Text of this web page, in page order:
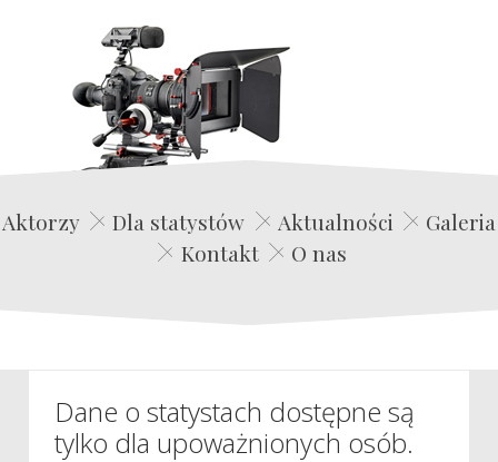
Edwin Film Agencja Aktorska
Aktorzy Dla statystów Aktualności
Galeria
Kontakt
O nas
Dane o statystach dostępne są
tylko dla upoważnionych osób.